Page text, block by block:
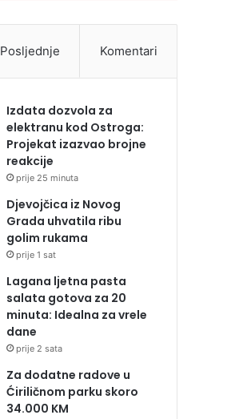
Posljednje Komentari
Izdata dozvola za
elektranu kod Ostroga:
Projekat izazvao brojne
reakcije
prije 25 minuta
Djevojčica iz Novog
Grada uhvatila ribu
golim rukama
prije 1 sat
Lagana ljetna pasta
salata gotova za 20
minuta: Idealna za vrele
dane
prije 2 sata
Za dodatne radove u
Ćiriličnom parku skoro
34.000 KM